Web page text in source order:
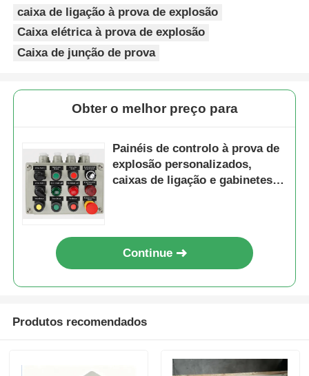
caixa de ligação à prova de explosão
Caixa elétrica à prova de explosão
Caixa de junção de prova
Obter o melhor preço para
Painéis de controlo à prova de
explosão personalizados,
caixas de ligação e gabinetes
Continue
Produtos recomendados